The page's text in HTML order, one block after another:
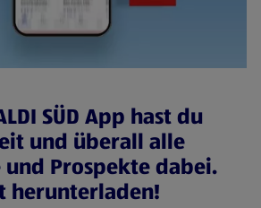
SÜD App hast du
und überall alle
Prospekte dabei.
herunterladen!